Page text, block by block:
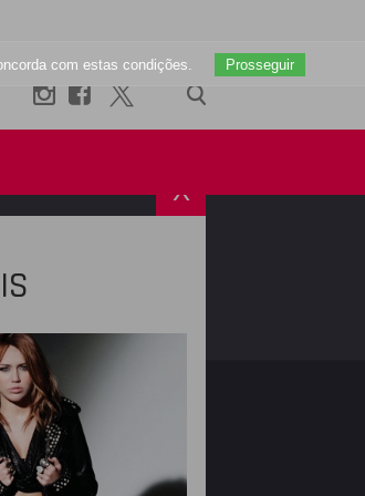
com estas condições. Prosseguir
X
INSTAGRAM